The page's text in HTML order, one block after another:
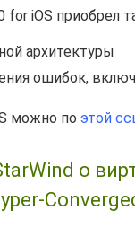
for iOS
архитектуры
ошибок,
можно по этой
о